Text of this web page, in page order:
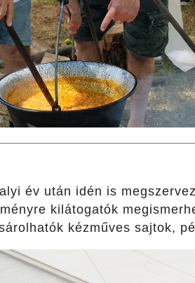
év után idén is
kilátogatók
kézműves sajtok,